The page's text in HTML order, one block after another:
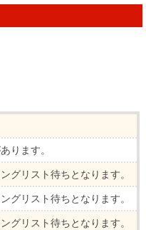
ります。
グリスト待ちとなります。
グリスト待ちとなります。
グリスト待ちとなります。